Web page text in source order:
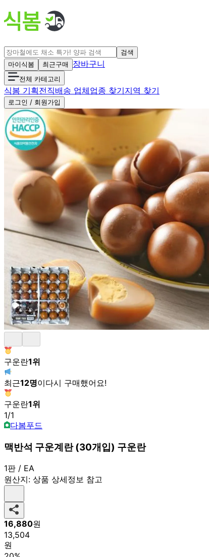
검색
마이식봄
최근구매 장바구니
전체 카테고리
식봄 기획전직배송 업체업종 찾기지역 찾기
로그인 / 회원가입
구운란1위
최근12명이다시 구매했어요!
구운란1위
1/1
다봄푸드
맥반석 구운계란 (30개입) 구운란
1판 / EA
원산지: 상품 상세정보 참고
16,880원
13,504
원